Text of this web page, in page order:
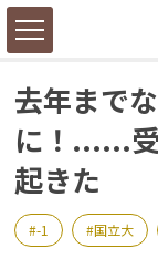
去年まで
に！......
起きた
-1 国立大